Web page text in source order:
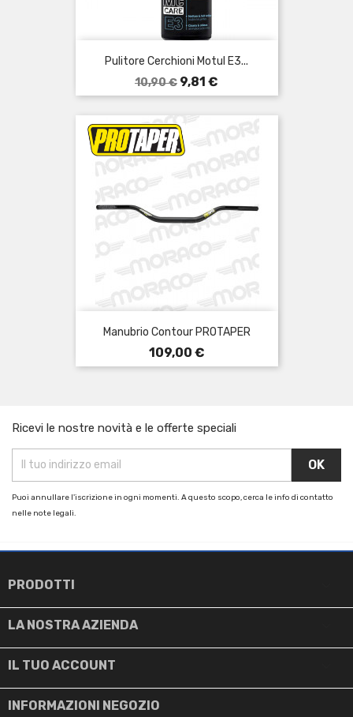
Pulitore Cerchioni Motul E3...
Prezzo
base
10,90 € Prezzo
9,81 €
Manubrio Contour PROTAPER
Prezzo
109,00 €
Ricevi le nostre novità e le offerte speciali
Puoi annullare l'iscrizione in ogni momenti. A questo scopo, cerca le info di contatto
nelle note legali.
PRODOTTI
LA NOSTRA AZIENDA
IL TUO ACCOUNT
INFORMAZIONI NEGOZIO